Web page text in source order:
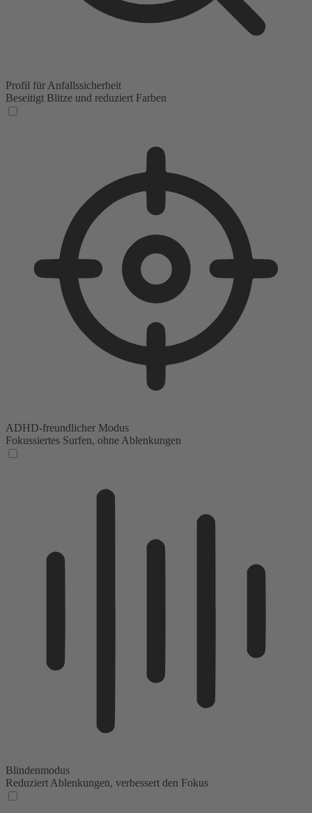
Profil für Anfallssicherheit
Beseitigt Blitze und reduziert Farben
ADHD-freundlicher Modus
Fokussiertes Surfen, ohne Ablenkungen
Blindenmodus
Reduziert Ablenkungen, verbessert den Fokus